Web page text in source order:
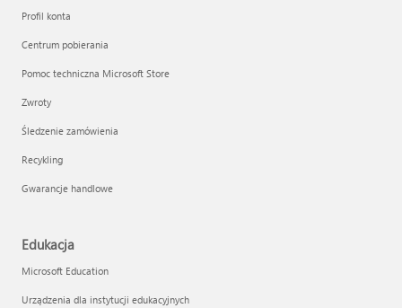
Profil konta
Centrum pobierania
Pomoc techniczna Microsoft Store
Zwroty
Śledzenie zamówienia
Recykling
Gwarancje handlowe
Edukacja
Microsoft Education
Urządzenia dla instytucji edukacyjnych